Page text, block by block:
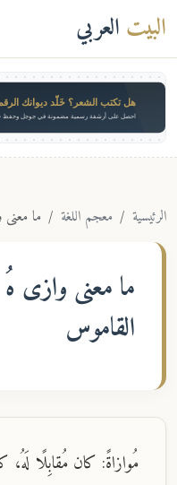
البيت العربي
هل تكتب الشعر؟ خَلّد ديوانك
احصل على أرشفة رسمية مضمونة في جوجل وحفظ
الرئيسية معجم اللغة ما
ما معنى وازى هُ
القاموس
مُوازاةً: كان مُقابِلًا